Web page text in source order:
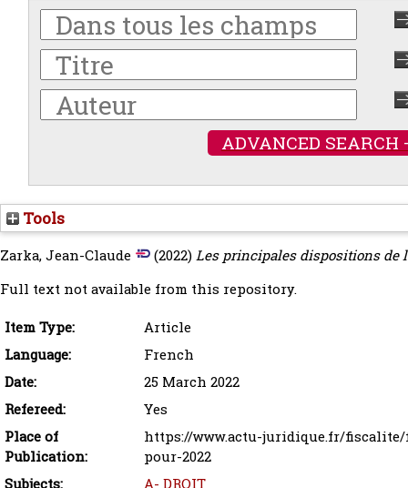
ADVANCED SEARCH
Tools
Zarka, Jean-Claude (2022)Les principales dispositions de
Full text not available from this repository.
Item Type:
Article
Language:
French
Date:
25 March 2022
Refereed:
Yes
Place of
Publication:
https://www.actu-juridique.fr/
pour-2022
Subjects:
A- DROIT